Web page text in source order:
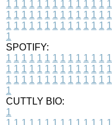
1 1 1 1 1 1 1 1 1 1 1 1 1 1
1 1 1 1 1 1 1 1 1 1 1 1 1 1
1 1 1 1 1 1 1 1 1 1 1 1 1 1
1
SPOTIFY:
1 1 1 1 1 1 1 1 1 1 1 1 1 1
1 1 1 1 1 1 1 1 1 1 1 1 1 1
1 1 1 1 1 1 1 1 1 1 1 1 1 1
1
CUTTLY BIO:
1
1 1 1 1 1 1 1 1 1 1 1 1 1 1